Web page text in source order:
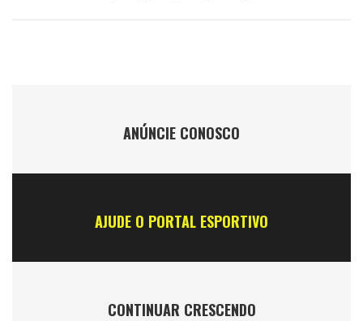
ANÚNCIE CONOSCO
AJUDE O PORTAL ESPORTIVO
CONTINUAR CRESCENDO